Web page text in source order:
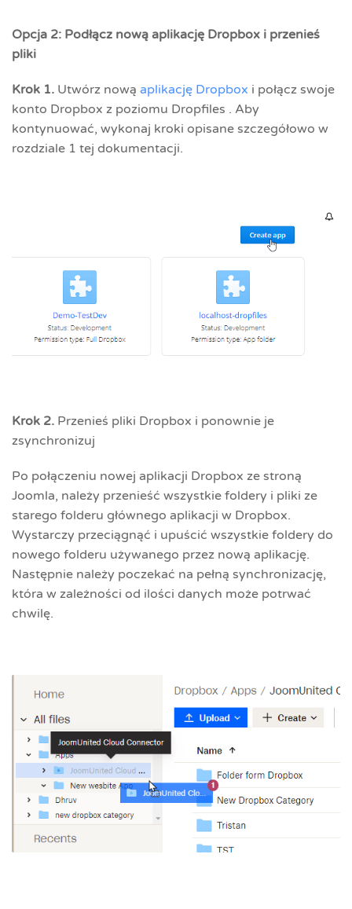
Opcja 2: Podłącz nową aplikację Dropbox i przenieś
pliki
Krok 1. Utwórz nową aplikację Dropbox i połącz swoje
konto Dropbox z poziomu Dropfiles . Aby
kontynuować, wykonaj kroki opisane szczegółowo w
rozdziale 1 tej dokumentacji.
Krok 2. Przenieś pliki Dropbox i ponownie je
zsynchronizuj
Po połączeniu nowej aplikacji Dropbox ze stroną
Joomla, należy przenieść wszystkie foldery i pliki ze
starego folderu głównego aplikacji w Dropbox.
Wystarczy przeciągnąć i upuścić wszystkie foldery do
nowego folderu używanego przez nową aplikację.
Następnie należy poczekać na pełną synchronizację,
która w zależności od ilości danych może potrwać
chwilę.